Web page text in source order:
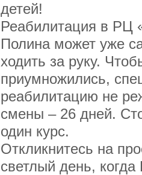
детей!
Реабилитация в РЦ
Полина может уже
ходить за руку.
приумножились,
реабилитацию не
смены – 26 дней.
один курс.
Откликнитесь на
светлый день, когда